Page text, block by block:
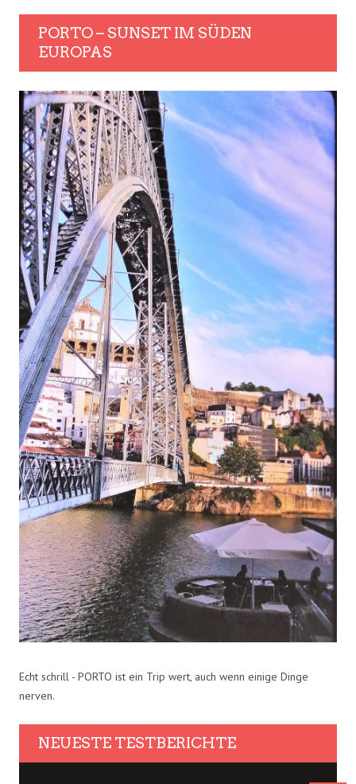
PORTO – SUNSET IM SÜDEN
EUROPAS
Echt schrill - PORTO ist ein Trip wert, auch wenn einige Dinge
nerven.
NEUESTE TESTBERICHTE